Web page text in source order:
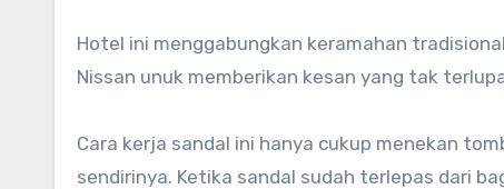
Hotel ini menggabungkan keramahan
Nissan unuk memberikan kesan yang tak
Cara kerja sandal ini hanya cukup menekan
sendirinya. Ketika sandal sudah terlepas dari